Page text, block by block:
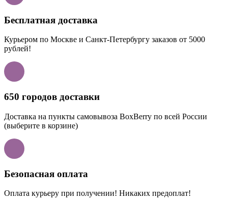
Бесплатная доставка
Курьером по Москве и Санкт-Петербургу заказов от 5000
рублей!
650 городов доставки
Доставка на пункты самовывоза BoxBerry по всей России
(выберите в корзине)
Безопасная оплата
Оплата курьеру при получении! Никаких предоплат!